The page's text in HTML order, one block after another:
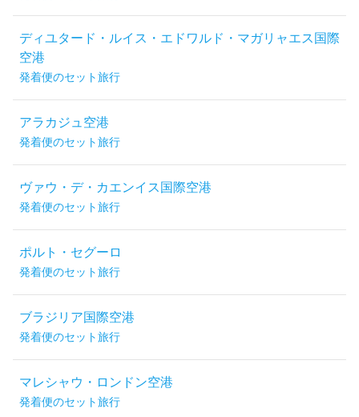
ディユタード・ルイス・エドワルド・マガリャエス国際
空港
発着便のセット旅行
アラカジュ空港
発着便のセット旅行
ヴァウ・デ・カエンイス国際空港
発着便のセット旅行
ポルト・セグーロ
発着便のセット旅行
ブラジリア国際空港
発着便のセット旅行
マレシャウ・ロンドン空港
発着便のセット旅行